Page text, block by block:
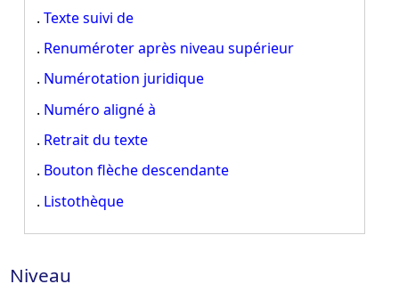
. Texte suivi de
. Renuméroter après niveau supérieur
. Numérotation juridique
. Numéro aligné à
. Retrait du texte
. Bouton flèche descendante
. Listothèque
Niveau